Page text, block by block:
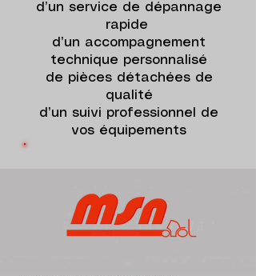
d’un service de dépannage
rapide
d’un accompagnement
technique personnalisé
de pièces détachées de
qualité
d’un suivi professionnel de
vos équipements